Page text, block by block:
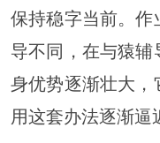
保持稳字当前。作
导不同，在与猿辅
身优势逐渐壮大，
用这套办法逐渐逼